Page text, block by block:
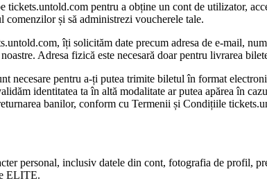
tickets.untold.com pentru a obține un cont de utilizator,
comenzilor și să administrezi voucherele tale.
îți solicităm date precum adresa de e-mail,
Adresa fizică este necesară doar pentru livrarea
necesare pentru a-ți putea trimite biletul în format
identitatea ta în altă modalitate ar putea apărea în
banilor, conform cu Termenii și Condițiile
personal, inclusiv datele din cont, fotografia de profil,
ELITE.